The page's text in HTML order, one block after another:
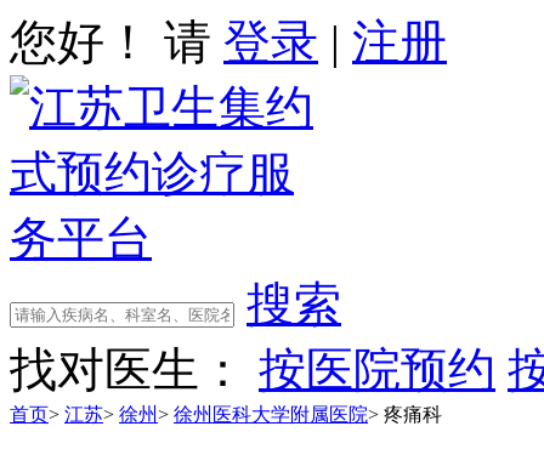
您好！ 请 登录 | 注册
搜索
找对医生：
按医院预约
首页> 江苏> 徐州> 徐州医科大学附属医院> 疼痛科